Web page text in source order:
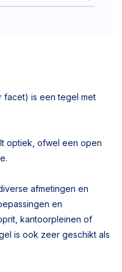
facet) is een tegel met
optiek, ofwel een open
afmetingen en
en
kantoorpleinen of
is ook zeer geschikt als